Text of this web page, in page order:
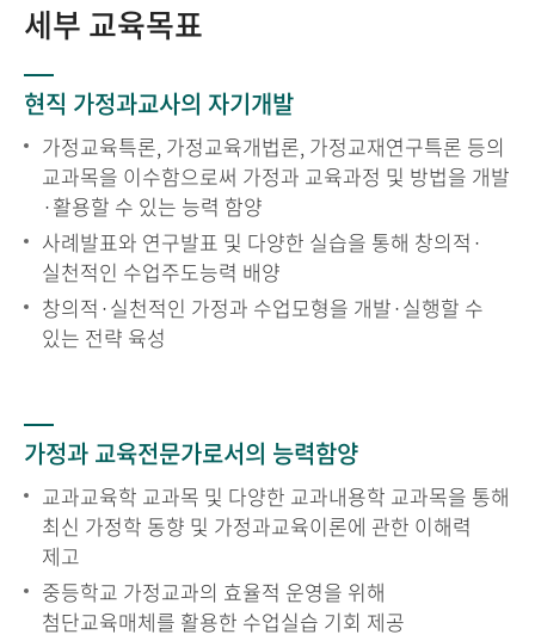
세부 교육목표
현직 가정과교사의 자기개발
가정교육특론, 가정교육개법론, 가정교재연구특론 등의
교과목을 이수함으로써 가정과 교육과정 및 방법을 개발
·활용할 수 있는 능력 함양
사례발표와 연구발표 및 다양한 실습을 통해 창의적·
실천적인 수업주도능력 배양
창의적·실천적인 가정과 수업모형을 개발·실행할 수
있는 전략 육성
가정과 교육전문가로서의 능력함양
교과교육학 교과목 및 다양한 교과내용학 교과목을 통해
최신 가정학 동향 및 가정과교육이론에 관한 이해력
제고
중등학교 가정교과의 효율적 운영을 위해
첨단교육매체를 활용한 수업실습 기회 제공